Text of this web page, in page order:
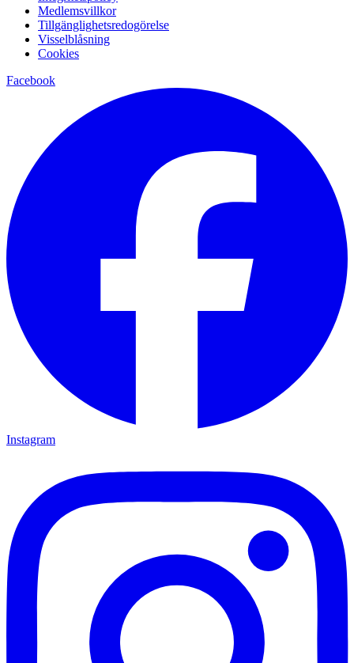
Medlemsvillkor
Tillgänglighetsredogörelse
Visselblåsning
Cookies
Facebook
Instagram